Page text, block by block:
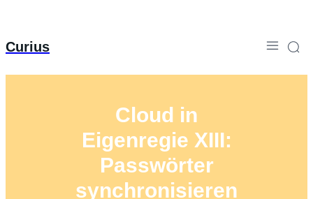
Curius
Cloud in
Eigenregie XIII:
Passwörter
synchronisieren